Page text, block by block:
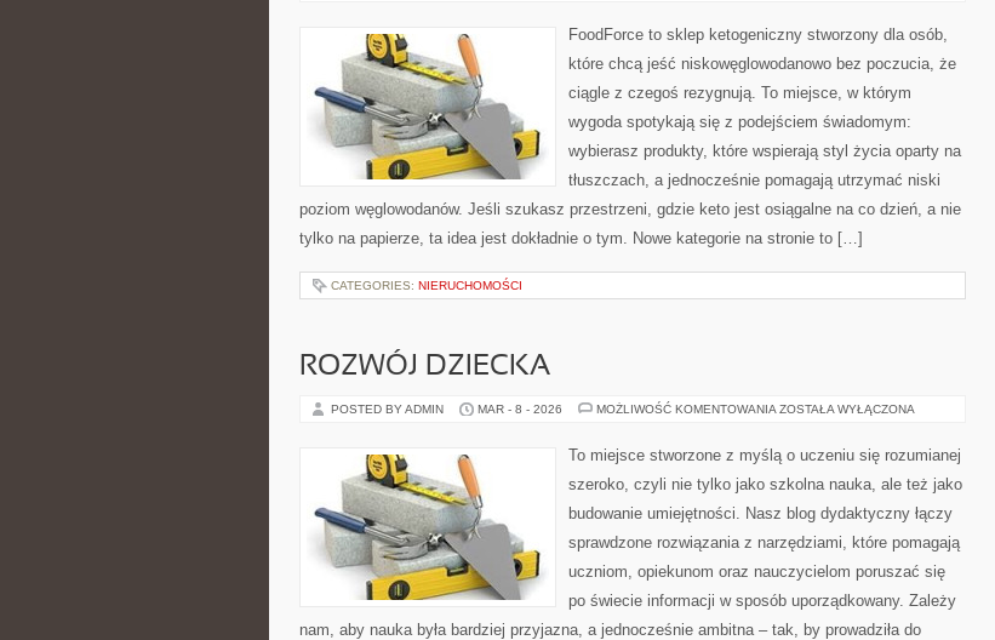
PODSTAWY
FoodForce to sklep ketogeniczny stworzony dla osób,
które chcą jeść niskowęglowodanowo bez poczucia, że
ciągle z czegoś rezygnują. To miejsce, w którym
wygoda spotykają się z podejściem świadomym:
wybierasz produkty, które wspierają styl życia oparty na
tłuszczach, a jednocześnie pomagają utrzymać niski
poziom węglowodanów. Jeśli szukasz przestrzeni, gdzie keto jest osiągalne na co dzień, a nie
tylko na papierze, ta idea jest dokładnie o tym. Nowe kategorie na stronie to […]
CATEGORIES: NIERUCHOMOŚCI
ROZWÓJ DZIECKA
POSTED BY ADMIN MAR - 8 - 2026 MOŻLIWOŚĆ KOMENTOWANIA ROZWÓJ
ZOSTAŁA WYŁĄCZONA
To miejsce stworzone z myślą o uczeniu się rozumianej
szeroko, czyli nie tylko jako szkolna nauka, ale też jako
budowanie umiejętności. Nasz blog dydaktyczny łączy
sprawdzone rozwiązania z narzędziami, które pomagają
uczniom, opiekunom oraz nauczycielom poruszać się
po świecie informacji w sposób uporządkowany. Zależy
nam, aby nauka była bardziej przyjazna, a jednocześnie ambitna – tak, by prowadziła do